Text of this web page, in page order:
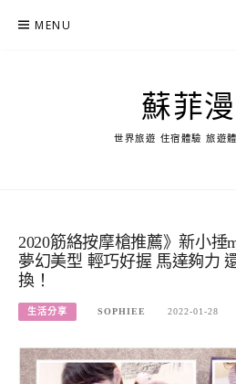
MENU
蘇菲
世界旅遊 住宿體驗 旅遊
2020筋絡按摩槍推薦》新小捶
夢幻美型 輕巧好握 馬達夠力
換！
生活分享 SOPHIEE 2022-01-28